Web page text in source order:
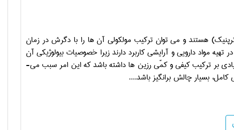
هستند و می­ توان ترکیب مولکولی آن ها را با دگرش در زمان
مواد دارویی و آرایشی کاربرد دارند زیرا خصوصیات بیولوژیکی آن
ها کاملاً وابسته به ترکیب تری ­ترپن است [1، 2]. منشأ و مد ترشح می ­تواند تاثیر زیادی بر ترکیب کیفی و کمّی رزین­ ها داشته باشد که این امر سبب می­
بسیار چالش ­برانگیز باشد....